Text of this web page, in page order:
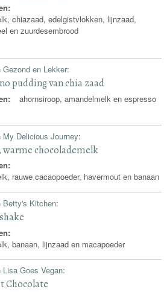
chiazaad, edelgistvlokken, lijnzaad,
en zuurdesembrood
Gezond en Lekker:
pudding van chia zaad
ahornsiroop, amandelmelk en espresso
My Delicious Journey:
warme chocolademelk
rauwe cacaopoeder, havermout en banaan
Betty's Kitchen:
banaan, lijnzaad en macapoeder
Lisa Goes Vegan:
Chocolate